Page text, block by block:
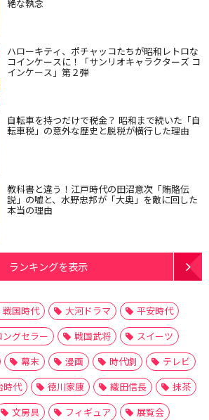
絶な執念
ハローキティ、ポチャッコたちが昭和レトロな
コインケースに！「サンリオキャラクターズ コ
インケース」第２弾
自転車を持つだけで税金？ 昭和まで続いた「自
転車税」の意外な歴史と脱税が横行した理由
教科書と違う！江戸時代の田沼意次「賄賂伝
説」の嘘と、水野忠邦が「大奥」を敵に回した
本当の理由
ランキングを表示
戦国時代 大河ドラマ
平安時代
ングセラー 戦国武将
スイーツ
幕末 漫画 時代劇
テレビ
時代 徳川家康 織田信長
抹茶
文房具 フィギュア
展覧会